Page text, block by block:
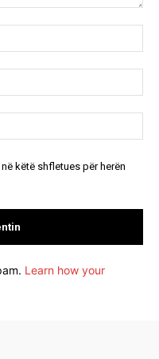
këtë shfletues për herën
Learn how your